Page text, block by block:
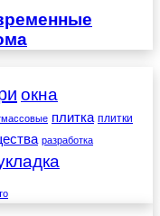
окна
плитка плитки
разработка